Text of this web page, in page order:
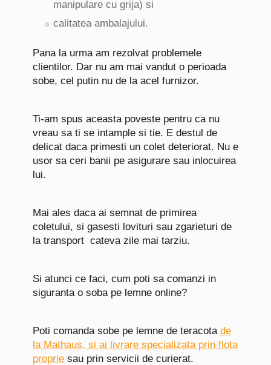
manipulare cu grija) si
calitatea ambalajului.
Pana la urma am rezolvat problemele
clientilor. Dar nu am mai vandut o perioada
sobe, cel putin nu de la acel furnizor.
Ti-am spus aceasta poveste pentru ca nu
vreau sa ti se intample si tie. E destul de
delicat daca primesti un colet deteriorat. Nu e
usor sa ceri banii pe asigurare sau inlocuirea
lui.
Mai ales daca ai semnat de primirea
coletului, si gasesti lovituri sau zgarieturi de
la transport cateva zile mai tarziu.
Si atunci ce faci, cum poti sa comanzi in
siguranta o soba pe lemne online?
Poti comanda sobe pe lemne de teracota de
la Mathaus, si ai livrare specializata prin flota
proprie sau prin servicii de curierat.